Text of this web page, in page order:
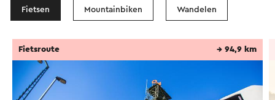
Fietsen Mountainbiken Wandelen
Fietsroute → 94,9 km